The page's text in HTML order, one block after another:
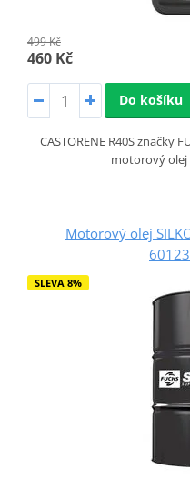
499 Kč
460 Kč
Do košíku
CASTORENE R40S značky
motorový olej
Motorový olej
SLEVA 8%